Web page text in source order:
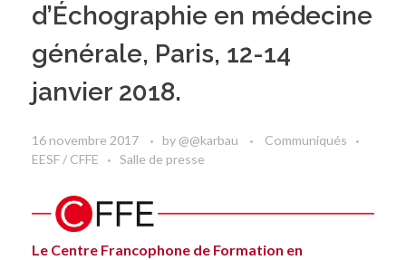
d’Échographie en médecine
générale, Paris, 12-14
janvier 2018.
16 novembre 2017 by @@karbau
Communiqués
EESF / CFFE
Salle de presse
Le Centre Francophone de Formation en